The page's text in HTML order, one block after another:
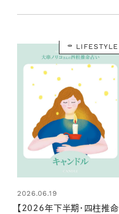
LIFESTYLE
2026.06.19
【2026年下半期・四柱推命